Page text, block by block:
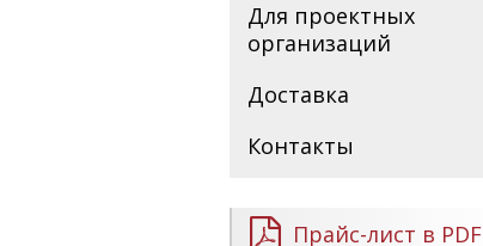
Для проектных
организаций
Доставка
Контакты
Прайс-лист в PDF